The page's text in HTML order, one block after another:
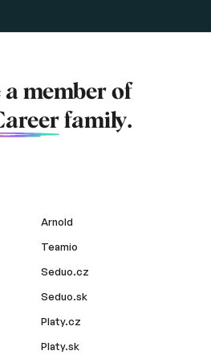
a member of
family.
Arnold
Teamio
Seduo.cz
Seduo.sk
Platy.cz
Platy.sk